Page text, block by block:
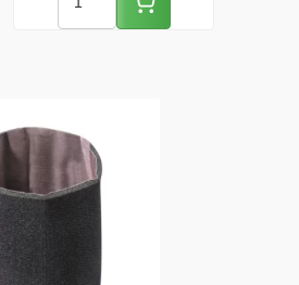
erreichst die Qualitätsstufe Q3.
Geliefert als